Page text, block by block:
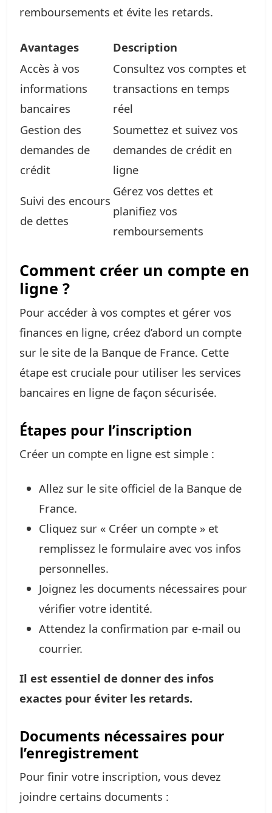
remboursements et évite les retards.
Avantages
Description
Accès à vos
informations
bancaires
Consultez vos comptes et
transactions en temps
réel
Gestion des
demandes de
crédit
Soumettez et suivez vos
demandes de crédit en
ligne
Suivi des encours
de dettes
Gérez vos dettes et
planifiez vos
remboursements
Comment créer un compte en
ligne ?
Pour accéder à vos comptes et gérer vos
finances en ligne, créez d’abord un compte
sur le site de la Banque de France. Cette
étape est cruciale pour utiliser les services
bancaires en ligne de façon sécurisée.
Étapes pour l’inscription
Créer un compte en ligne est simple :
Allez sur le site officiel de la Banque de
France.
Cliquez sur « Créer un compte » et
remplissez le formulaire avec vos infos
personnelles.
Joignez les documents nécessaires pour
vérifier votre identité.
Attendez la confirmation par e-mail ou
courrier.
Il est essentiel de donner des infos
exactes pour éviter les retards.
Documents nécessaires pour
l’enregistrement
Pour finir votre inscription, vous devez
joindre certains documents :